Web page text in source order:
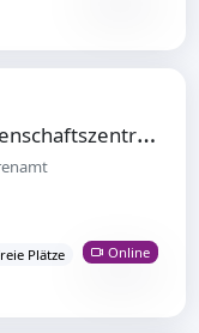
#
EngagiertGeforscht meets Wissenschaftszentrum Berlin
Plätze Online